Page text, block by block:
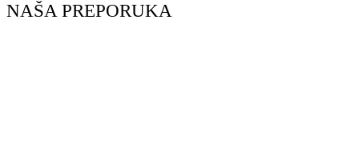
NAŠA PREPORUKA